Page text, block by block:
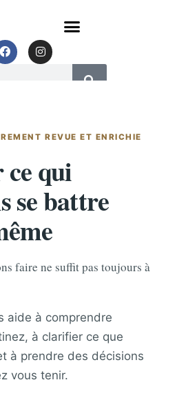
F
a
c
I
n
s
m
REVUE ET ENRICHIE
qui
se battre
faire ne suffit pas toujours à
aide à comprendre
à clarifier ce que
à prendre des décisions
vous tenir.